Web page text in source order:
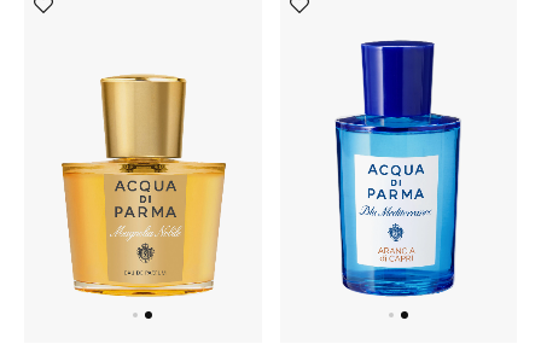
مستلزمات المنزل
تعكس توتيمي فن الأناقة السهلة بقطع أساسية راقية
مصممة لتدوم وتتجاوز صيحات الموسم